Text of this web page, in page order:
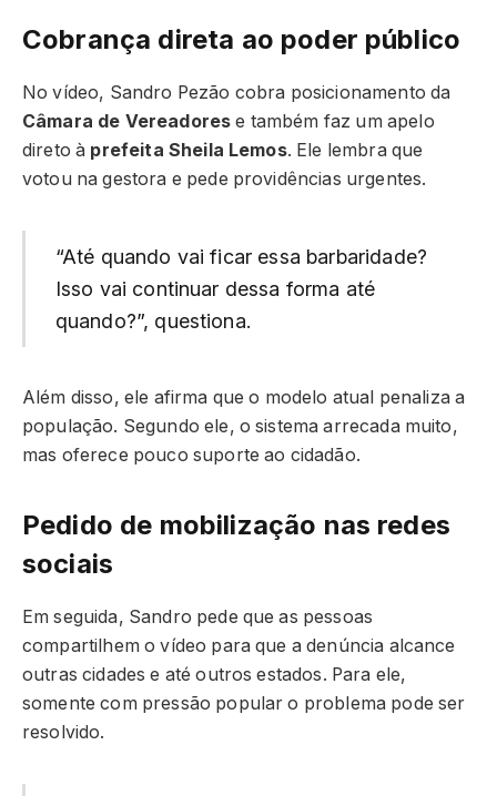
Cobrança direta ao poder público
No vídeo, Sandro Pezão cobra posicionamento da
Câmara de Vereadores e também faz um apelo
direto à prefeita Sheila Lemos. Ele lembra que
votou na gestora e pede providências urgentes.
“Até quando vai ficar essa barbaridade?
Isso vai continuar dessa forma até
quando?”, questiona.
Além disso, ele afirma que o modelo atual penaliza a
população. Segundo ele, o sistema arrecada muito,
mas oferece pouco suporte ao cidadão.
Pedido de mobilização nas redes
sociais
Em seguida, Sandro pede que as pessoas
compartilhem o vídeo para que a denúncia alcance
outras cidades e até outros estados. Para ele,
somente com pressão popular o problema pode ser
resolvido.